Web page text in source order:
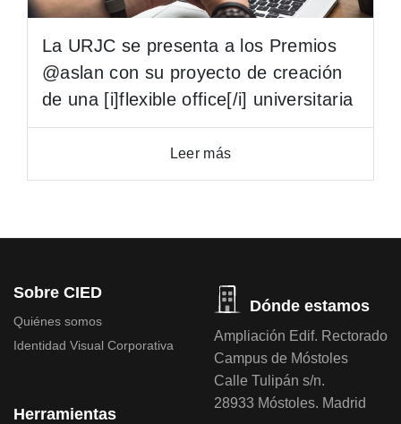
La URJC se presenta a los Premios
@aslan con su proyecto de creación
de una [i]flexible office[/i] universitaria
Leer más
Sobre CIED
Quiénes somos
Identidad Visual Corporativa
Herramientas
Dónde estamos
Ampliación Edif. Rectorado
Campus de Móstoles
Calle Tulipán s/n.
28933 Móstoles. Madrid